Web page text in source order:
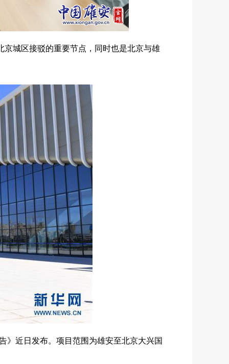
城区接驳的重要节点，同时也是北京与雄
近日发布。项目范围为雄安至北京大兴国